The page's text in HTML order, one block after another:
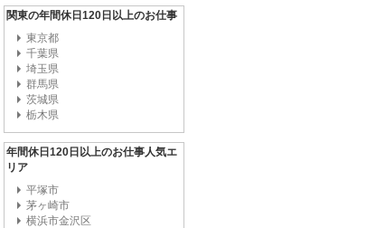
関東の年間休日120日以上のお仕事
東京都
千葉県
埼玉県
群馬県
茨城県
栃木県
年間休日120日以上のお仕事人気エ
リア
平塚市
茅ヶ崎市
横浜市金沢区